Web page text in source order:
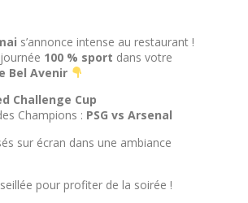
s’annonce intense au restaurant !
100 % sport dans votre
Bel Avenir
Challenge Cup
Champions : PSG vs Arsenal
sur écran dans une ambiance
pour profiter de la soirée !